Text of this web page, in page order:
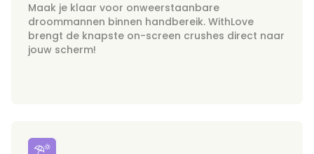
Maak je klaar voor onweerstaanbare
droommannen binnen handbereik. WithLove
brengt de knapste on-screen crushes direct naar
jouw scherm!